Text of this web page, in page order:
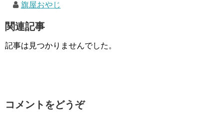
旗屋おやじ
関連記事
記事は見つかりませんでした。
コメントをどうぞ